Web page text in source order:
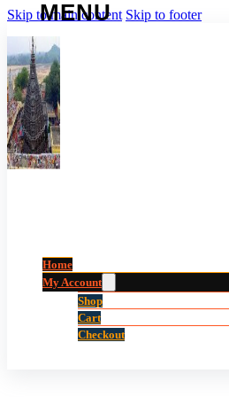
Skip to main content Skip to footer
Home
My Account
Shop
Cart
Checkout